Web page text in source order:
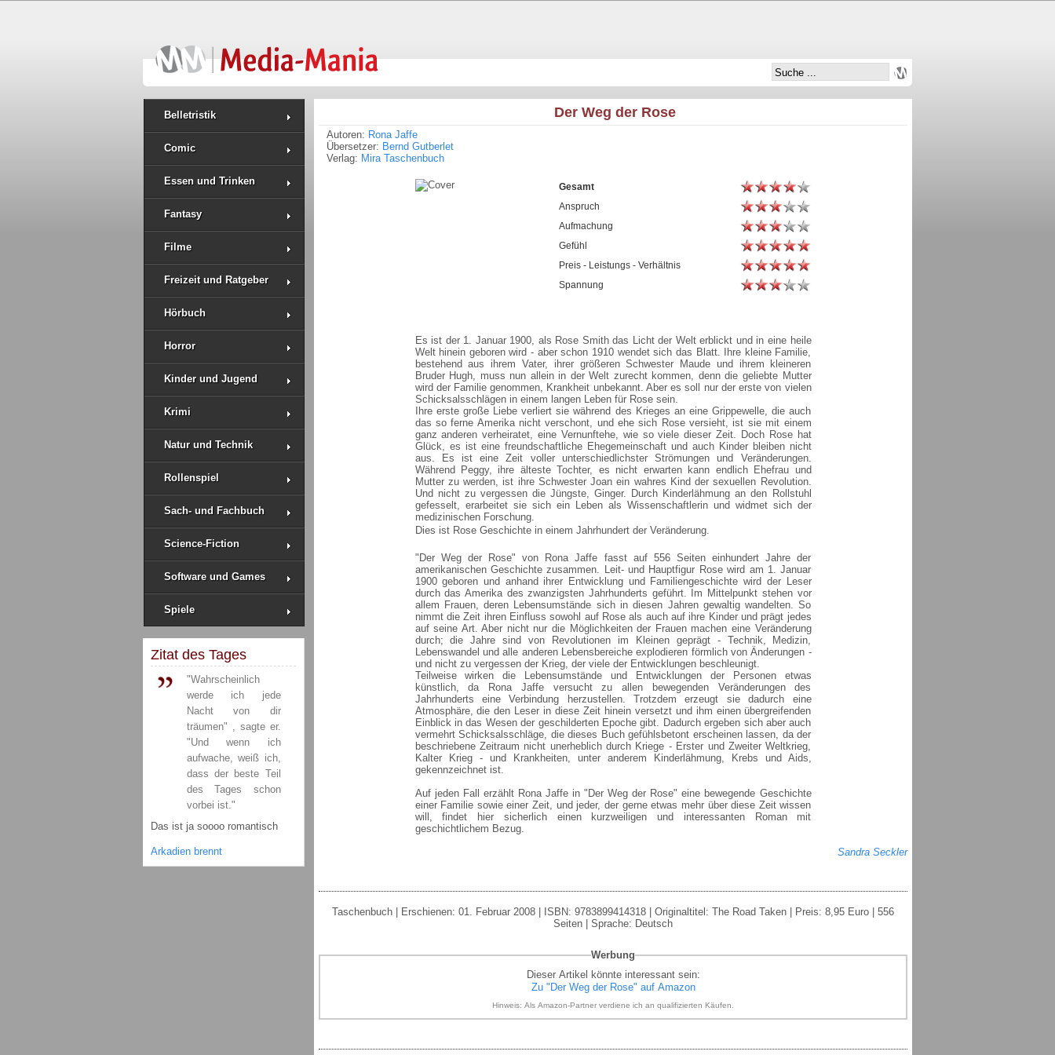
Belletristik
Comic
Essen und Trinken
Fantasy
Filme
Freizeit und Ratgeber
Hörbuch
Horror
Kinder und Jugend
Krimi
Natur und Technik
Rollenspiel
Sach- und Fachbuch
Science-Fiction
Software und Games
Spiele
Zitat des Tages
"Wahrscheinlich
werde ich jede
Nacht von dir
träumen" , sagte er.
"Und wenn ich
aufwache, weiß ich,
dass der beste Teil
des Tages schon
vorbei ist."
Das ist ja soooo romantisch
Arkadien brennt
Der Weg der Rose
Autoren: Rona Jaffe
Übersetzer: Bernd Gutberlet
Verlag: Mira Taschenbuch
Gesamt
Anspruch
Aufmachung
Gefühl
Preis - Leistungs - Verhältnis
Spannung
Es ist der 1. Januar 1900, als Rose Smith das Licht der Welt erblickt und in eine heile
Welt hinein geboren wird - aber schon 1910 wendet sich das Blatt. Ihre kleine Familie,
bestehend aus ihrem Vater, ihrer größeren Schwester Maude und ihrem kleineren
Bruder Hugh, muss nun allein in der Welt zurecht kommen, denn die geliebte Mutter
wird der Familie genommen, Krankheit unbekannt. Aber es soll nur der erste von vielen
Schicksalsschlägen in einem langen Leben für Rose sein.
Ihre erste große Liebe verliert sie während des Krieges an eine Grippewelle, die auch
das so ferne Amerika nicht verschont, und ehe sich Rose versieht, ist sie mit einem
ganz anderen verheiratet, eine Vernunftehe, wie so viele dieser Zeit. Doch Rose hat
Glück, es ist eine freundschaftliche Ehegemeinschaft und auch Kinder bleiben nicht
aus. Es ist eine Zeit voller unterschiedlichster Strömungen und Veränderungen.
Während Peggy, ihre älteste Tochter, es nicht erwarten kann endlich Ehefrau und
Mutter zu werden, ist ihre Schwester Joan ein wahres Kind der sexuellen Revolution.
Und nicht zu vergessen die Jüngste, Ginger. Durch Kinderlähmung an den Rollstuhl
gefesselt, erarbeitet sie sich ein Leben als Wissenschaftlerin und widmet sich der
medizinischen Forschung.
Dies ist Rose Geschichte in einem Jahrhundert der Veränderung.
"Der Weg der Rose" von Rona Jaffe fasst auf 556 Seiten einhundert Jahre der
amerikanischen Geschichte zusammen. Leit- und Hauptfigur Rose wird am 1. Januar
1900 geboren und anhand ihrer Entwicklung und Familiengeschichte wird der Leser
durch das Amerika des zwanzigsten Jahrhunderts geführt. Im Mittelpunkt stehen vor
allem Frauen, deren Lebensumstände sich in diesen Jahren gewaltig wandelten. So
nimmt die Zeit ihren Einfluss sowohl auf Rose als auch auf ihre Kinder und prägt jedes
auf seine Art. Aber nicht nur die Möglichkeiten der Frauen machen eine Veränderung
durch; die Jahre sind von Revolutionen im Kleinen geprägt - Technik, Medizin,
Lebenswandel und alle anderen Lebensbereiche explodieren förmlich von Änderungen -
und nicht zu vergessen der Krieg, der viele der Entwicklungen beschleunigt.
Teilweise wirken die Lebensumstände und Entwicklungen der Personen etwas
künstlich, da Rona Jaffe versucht zu allen bewegenden Veränderungen des
Jahrhunderts eine Verbindung herzustellen. Trotzdem erzeugt sie dadurch eine
Atmosphäre, die den Leser in diese Zeit hinein versetzt und ihm einen übergreifenden
Einblick in das Wesen der geschilderten Epoche gibt. Dadurch ergeben sich aber auch
vermehrt Schicksalsschläge, die dieses Buch gefühlsbetont erscheinen lassen, da der
beschriebene Zeitraum nicht unerheblich durch Kriege - Erster und Zweiter Weltkrieg,
Kalter Krieg - und Krankheiten, unter anderem Kinderlähmung, Krebs und Aids,
gekennzeichnet ist.
Auf jeden Fall erzählt Rona Jaffe in "Der Weg der Rose" eine bewegende Geschichte
einer Familie sowie einer Zeit, und jeder, der gerne etwas mehr über diese Zeit wissen
will, findet hier sicherlich einen kurzweiligen und interessanten Roman mit
geschichtlichem Bezug.
Sandra Seckler
Taschenbuch | Erschienen: 01. Februar 2008 | ISBN: 9783899414318 | Originaltitel: The Road Taken | Preis: 8,95 Euro | 556
Seiten | Sprache: Deutsch
Werbung
Dieser Artikel könnte interessant sein:
Zu "Der Weg der Rose" auf Amazon
Hinweis: Als Amazon-Partner verdiene ich an qualifizierten Käufen.